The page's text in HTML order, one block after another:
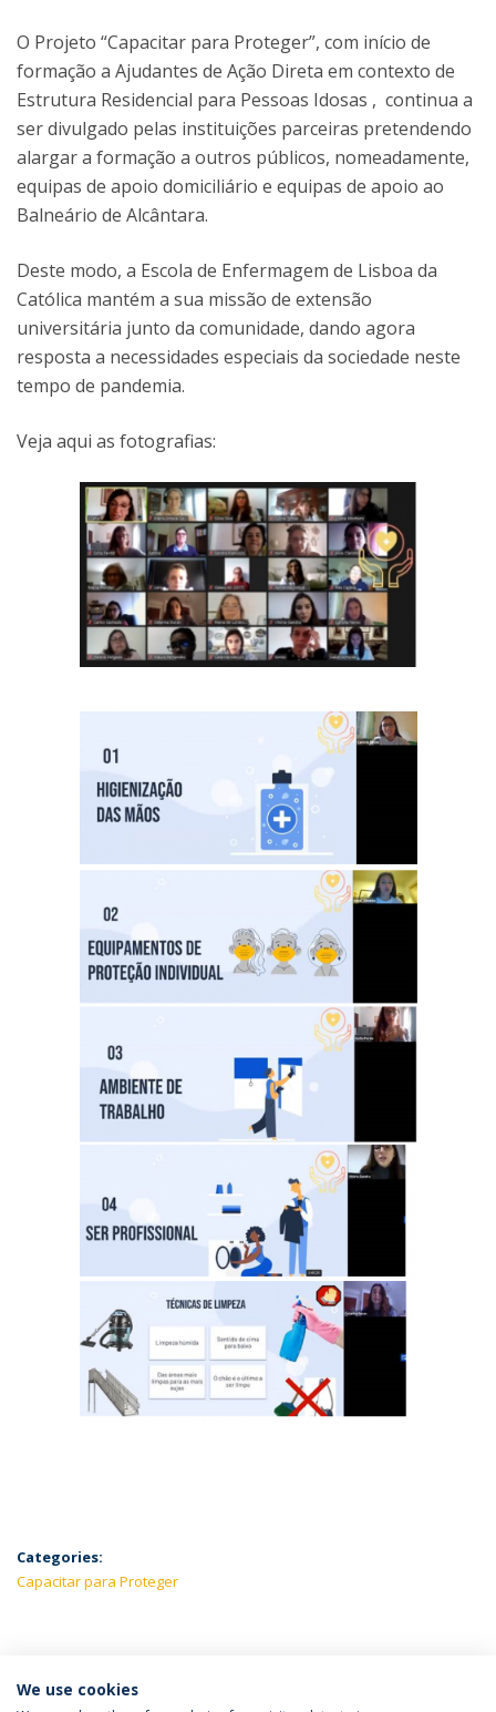
O Projeto “Capacitar para Proteger”, com início de
formação a Ajudantes de Ação Direta em contexto de
Estrutura Residencial para Pessoas Idosas , continua a
ser divulgado pelas instituições parceiras pretendendo
alargar a formação a outros públicos, nomeadamente,
equipas de apoio domiciliário e equipas de apoio ao
Balneário de Alcântara.
Deste modo, a Escola de Enfermagem de Lisboa da
Católica mantém a sua missão de extensão
universitária junto da comunidade, dando agora
resposta a necessidades especiais da sociedade neste
tempo de pandemia.
Veja aqui as fotografias:
Categories:
Capacitar para Proteger
LATEST NEWS
We use cookies